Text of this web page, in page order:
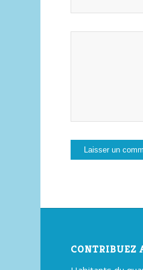
CONTRIBUEZ